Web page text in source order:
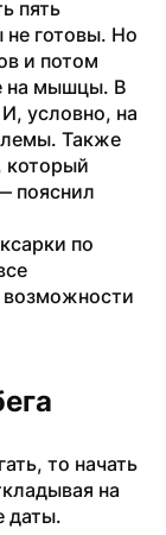
пять
готовы. Но
и потом
на мышцы. В
условно, на
Также
который
пояснил
по
возможности
то начать
на
даты.